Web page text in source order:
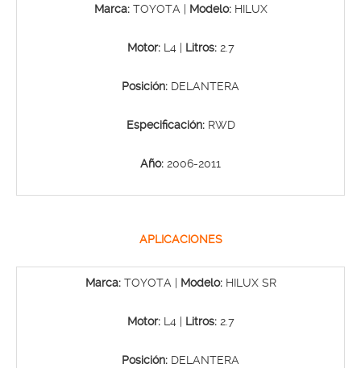
Marca:TOYOTA | Modelo: HILUX
Motor: L4 | Litros:2.7
Posición: DELANTERA
Especificación: RWD
Año: 2006-2011
APLICACIONES
Marca:TOYOTA | Modelo: HILUX SR
Motor: L4 | Litros:2.7
Posición: DELANTERA